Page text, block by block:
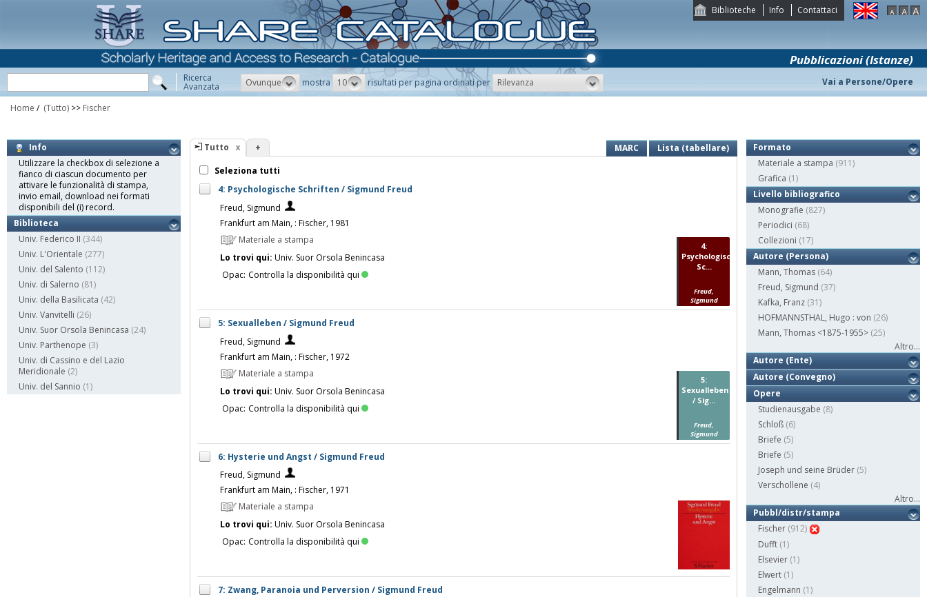
Biblioteche Info Contattaci
Pubblicazioni (Istanze)
Ricerca
Avanzata Ovunque mostra 10 risultati per pagina ordinati per Rilevanza Vai a Persone/Opere
Home / (Tutto) >> Fischer
Info
Utilizzare la checkbox di selezione a
fianco di ciascun documento per
attivare le funzionalità di stampa,
invio email, download nei formati
disponibili del (i) record.
Biblioteca
Univ. Federico II (344)
Univ. L'Orientale (277)
Univ. del Salento (112)
Univ. di Salerno (81)
Univ. della Basilicata (42)
Univ. Vanvitelli (26)
Univ. Suor Orsola Benincasa (24)
Univ. Parthenope (3)
Univ. di Cassino e del Lazio
Meridionale (2)
Univ. del Sannio (1)
Tutto + MARC
Lista (tabellare)
Seleziona tutti
4: Psychologische Schriften / Sigmund Freud
Freud, Sigmund
Frankfurt am Main, : Fischer, 1981
Materiale a stampa
Lo trovi qui: Univ. Suor Orsola Benincasa
Opac: Controlla la disponibilità qui
4:
Psychologische
Sc...
Freud,
Sigmund
5: Sexualleben / Sigmund Freud
Freud, Sigmund
Frankfurt am Main, : Fischer, 1972
Materiale a stampa
Lo trovi qui: Univ. Suor Orsola Benincasa
Opac: Controlla la disponibilità qui
5:
Sexualleben
/ Sig...
Freud,
Sigmund
6: Hysterie und Angst / Sigmund Freud
Freud, Sigmund
Frankfurt am Main, : Fischer, 1971
Materiale a stampa
Lo trovi qui: Univ. Suor Orsola Benincasa
Opac: Controlla la disponibilità qui
7: Zwang, Paranoia und Perversion / Sigmund Freud
Formato
Materiale a stampa (911)
Grafica (1)
Livello bibliografico
Monografie (827)
Periodici (68)
Collezioni (17)
Autore (Persona)
Mann, Thomas (64)
Freud, Sigmund (37)
Kafka, Franz (31)
HOFMANNSTHAL, Hugo : von (26)
Mann, Thomas <1875-1955> (25)
Altro...
Autore (Ente)
Autore (Convegno)
Opere
Studienausgabe (8)
Schloß (6)
Briefe (5)
Briefe (5)
Joseph und seine Brüder (5)
Verschollene (4)
Altro...
Pubbl/distr/stampa
Fischer (912)
Dufft (1)
Elsevier (1)
Elwert (1)
Engelmann (1)